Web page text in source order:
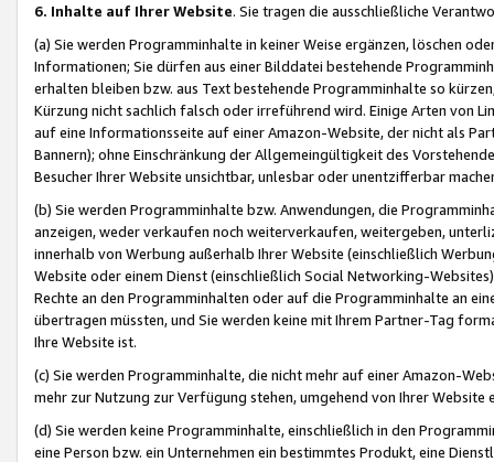
6. Inhalte auf Ihrer Website. Sie tragen die ausschließliche
(a) Sie werden Programminhalte in keiner Weise ergänzen, löschen
Informationen; Sie dürfen aus einer Bilddatei bestehende
erhalten bleiben bzw. aus Text bestehende Programminhalte so
Kürzung nicht sachlich falsch oder irreführend wird. Einige Arten von
auf eine Informationsseite auf einer Amazon-Website, der nicht als
Bannern); ohne Einschränkung der Allgemeingültigkeit des
Besucher Ihrer Website unsichtbar, unlesbar oder unentzifferbar
(b) Sie werden Programminhalte bzw. Anwendungen, die
anzeigen, weder verkaufen noch weiterverkaufen, weitergeben,
innerhalb von Werbung außerhalb Ihrer Website (einschließlich
Website oder einem Dienst (einschließlich Social Networking-
Rechte an den Programminhalten oder auf die Programminhalte an
übertragen müssten, und Sie werden keine mit Ihrem Partner-Tag
Ihre Website ist.
(c) Sie werden Programminhalte, die nicht mehr auf einer Amazon-
mehr zur Nutzung zur Verfügung stehen, umgehend von Ihrer
(d) Sie werden keine Programminhalte, einschließlich in den
eine Person bzw. ein Unternehmen ein bestimmtes Produkt, eine